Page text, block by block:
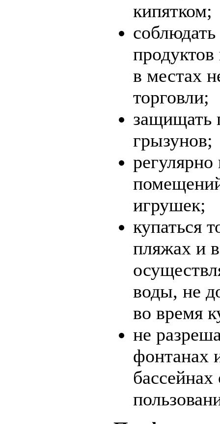
кипятком;
в местах
торговли;
защищать
грызунов;
игрушек;
купаться
пляжах и
воды, не
во время
не
фонтанах